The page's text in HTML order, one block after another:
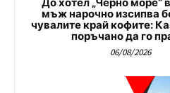
мъж нарочно изсипва
чувалите край кофите:
поръчано да го
06/08/2026